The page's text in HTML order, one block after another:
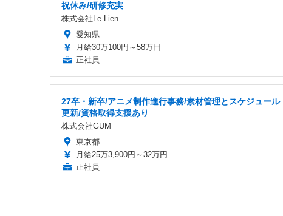
祝休み/研修充実
株式会社Le Lien
愛知県
月給30万100円～58万円
正社員
27卒・新卒/アニメ制作進行事務/素材管理とスケジュール
更新/資格取得支援あり
株式会社GUM
東京都
月給25万3,900円～32万円
正社員